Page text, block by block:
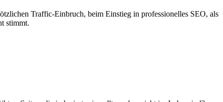
Traffic-Einbruch, beim Einstieg in professionelles SEO, als
stimmt.